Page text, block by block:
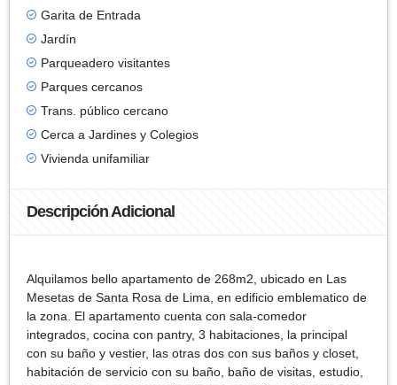
Garita de Entrada
Jardín
Parqueadero visitantes
Parques cercanos
Trans. público cercano
Cerca a Jardines y Colegios
Vivienda unifamiliar
Descripción Adicional
Alquilamos bello apartamento de 268m2, ubicado en Las
Mesetas de Santa Rosa de Lima, en edificio emblematico de
la zona. El apartamento cuenta con sala-comedor
integrados, cocina con pantry, 3 habitaciones, la principal
con su baño y vestier, las otras dos con sus baños y closet,
habitación de servicio con su baño, baño de visitas, estudio,